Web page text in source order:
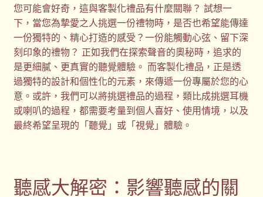
購物車
贈品
隱私權條款
您可能會好奇，這與客製化禮品有什麼關聯？ 試想一
下，當您為摯愛之人挑選一份禮物時，是否也希望能傳達
一份獨特的、精心打造的感受？一份能觸動心弦、留下深
刻印象的禮物？ 正如我們在探索聲音的奧秘時，追求的
是更細膩、更真實的聽覺體驗。 而客製化禮品，正是透
過獨特的設計和個性化的元素，來傳遞一份專屬於您的心
意。或許，我們可以將挑選禮品的過程，類比成挑選耳機
或喇叭的過程，都需要考量到個人喜好、使用情境，以及
最終希望呈現的「聽覺」或「視覺」體驗。
聽感大解密：影響聽感的關